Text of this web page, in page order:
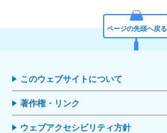
ページの先頭へ戻る
このウェブサイトについて
著作権・リンク
ウェブアクセシビリティ方針